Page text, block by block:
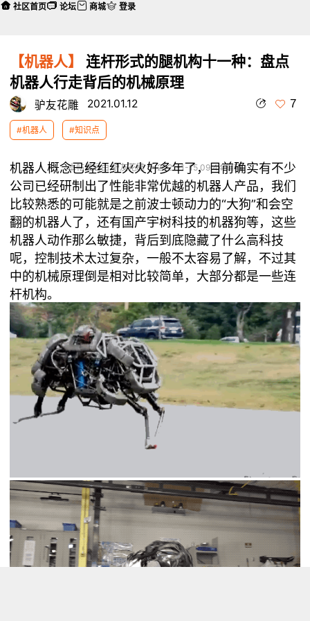
【机器人】
连杆形式的腿机构十一种：盘点
机器人行走背后的机械原理
驴友花雕 2021.01.12 7
#机器人 #知识点
本帖最后由 驴友花雕 于 2021-1-15 09:44 编辑
机器人概念已经红红火火好多年了，目前确实有不少
公司已经研制出了性能非常优越的机器人产品，我们
比较熟悉的可能就是之前波士顿动力的“大狗”和会空
翻的机器人了，还有国产宇树科技的机器狗等，这些
机器人动作那么敏捷，背后到底隐藏了什么高科技
呢，控制技术太过复杂，一般不太容易了解，不过其
中的机械原理倒是相对比较简单，大部分都是一些连
杆机构。
社区首页 论坛 商城 登录